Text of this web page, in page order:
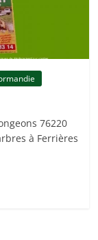
76220
à Ferrières